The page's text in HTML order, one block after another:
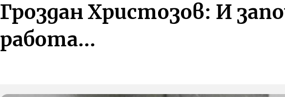
Гроздан Христозов: И
работа...